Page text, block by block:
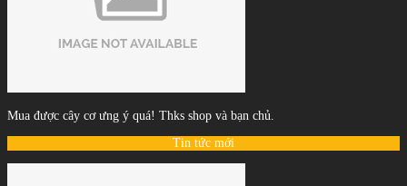
Mua được cây cơ ưng ý quá! Thks shop và bạn chủ.
Tin tức mới